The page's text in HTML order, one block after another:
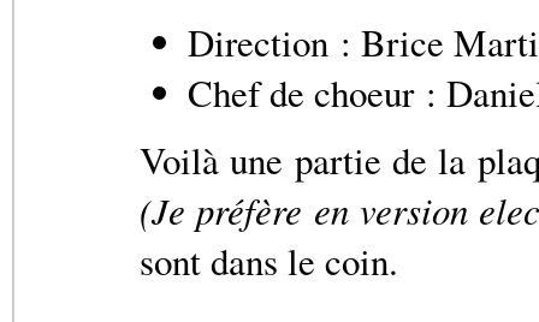
Direction : Brice
Chef de choeur :
Voilà une partie de la
(Je préfère en version
sont dans le coin.